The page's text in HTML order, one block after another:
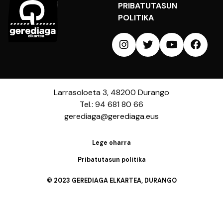
PRIBATUTASUN
POLITIKA
Larrasoloeta 3, 48200 Durango
Tel.: 94 681 80 66
gerediaga@gerediaga.eus
© 2023 GEREDIAGA ELKARTEA, DURANGO
Lege oharra
Pribatutasun politika